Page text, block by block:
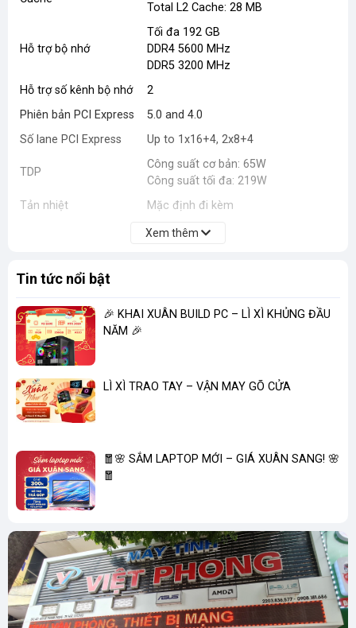
Total L2 Cache: 28 MB
Hỗ trợ bộ nhớ
Tối đa 192 GB
DDR4 5600 MHz
DDR5 3200 MHz
Hỗ trợ số kênh bộ nhớ
2
Phiên bản PCI Express
5.0 and 4.0
Số lane PCI Express
Up to 1x16+4, 2x8+4
TDP
Công suất cơ bản: 65W
Công suất tối đa: 219W
Tản nhiệt
Mặc định đi kèm
Xem thêm
Tin tức nổi bật
🎉 KHAI XUÂN BUILD PC – LÌ XÌ KHỦNG ĐẦU
NĂM 🎉
LÌ XÌ TRAO TAY – VẬN MAY GÕ CỬA
🧧🌸 SẮM LAPTOP MỚI – GIÁ XUÂN SANG! 🌸
🧧